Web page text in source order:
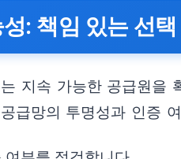
: 책임 있는 선택
지속 가능한 공급원을
급망의 투명성과 인증